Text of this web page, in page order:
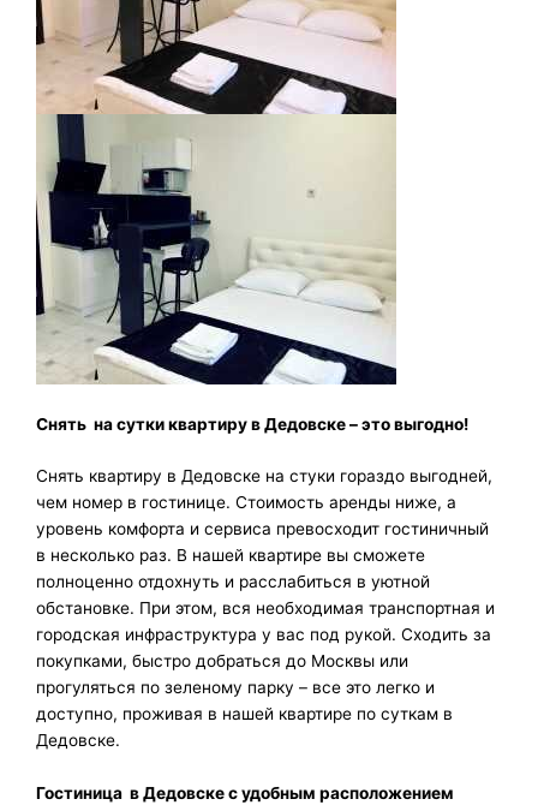
Снять на сутки квартиру в Дедовске– это выгодно!
Снять квартиру в Дедовске на стуки гораздо выгодней,
чем номер в гостинице. Стоимость аренды ниже, а
уровень комфорта и сервиса превосходит гостиничный
в несколько раз. В нашей квартире вы сможете
полноценно отдохнуть и расслабиться в уютной
обстановке. При этом, вся необходимая транспортная и
городская инфраструктура у вас под рукой. Сходить за
покупками, быстро добраться до Москвы или
прогуляться по зеленому парку – все это легко и
доступно, проживая в нашей квартире по суткам в
Дедовске.
Гостиница в Дедовскес удобным расположением